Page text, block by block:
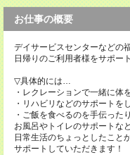
お仕事の概要
デイサービスセンターなどの
日帰りのご利用者様をサポー
▽具体的には…
・レクレーションで一緒に体
・リハビリなどのサポートを
・ご飯を食べるのを手伝ったり
お風呂やトイレのサポートな
日常生活のちょっとしたこと
サポートしていただきます！